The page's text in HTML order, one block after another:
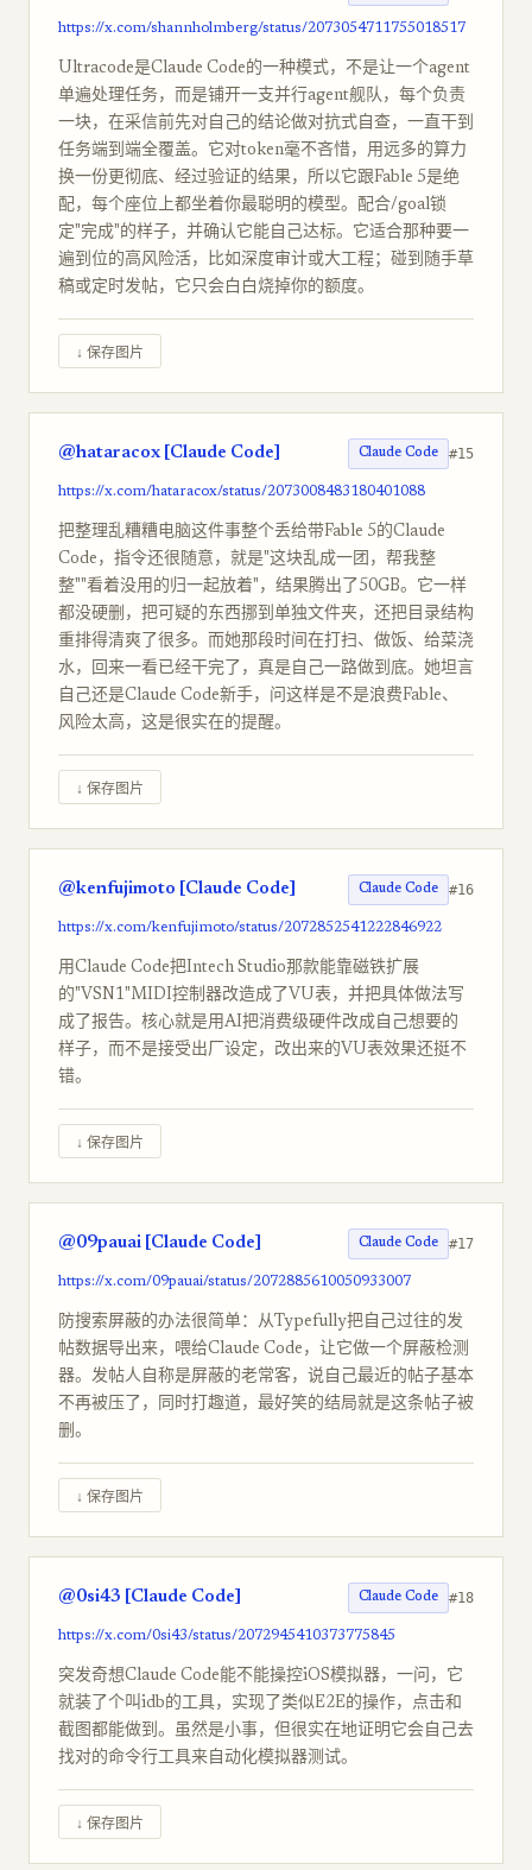
https://x.com/shannholmberg/status/2073054711755018517
Ultracode是Claude Code的一种模式，不是让一个agent
单遍处理任务，而是铺开一支并行agent舰队，每个负责
一块，在采信前先对自己的结论做对抗式自查，一直干到
任务端到端全覆盖。它对token毫不吝惜，用远多的算力
换一份更彻底、经过验证的结果，所以它跟Fable 5是绝
配，每个座位上都坐着你最聪明的模型。配合/goal锁
定"完成"的样子，并确认它能自己达标。它适合那种要一
遍到位的高风险活，比如深度审计或大工程；碰到随手草
稿或定时发帖，它只会白白烧掉你的额度。
↓ 保存图片
@hataracox [Claude Code] Claude Code #15
https://x.com/hataracox/status/2073008483180401088
把整理乱糟糟电脑这件事整个丢给带Fable 5的Claude
Code，指令还很随意，就是"这块乱成一团，帮我整
整""看着没用的归一起放着"，结果腾出了50GB。它一样
都没硬删，把可疑的东西挪到单独文件夹，还把目录结构
重排得清爽了很多。而她那段时间在打扫、做饭、给菜浇
水，回来一看已经干完了，真是自己一路做到底。她坦言
自己还是Claude Code新手，问这样是不是浪费Fable、
风险太高，这是很实在的提醒。
↓ 保存图片
@kenfujimoto [Claude Code] Claude Code #16
https://x.com/kenfujimoto/status/2072852541222846922
用Claude Code把Intech Studio那款能靠磁铁扩展
的"VSN1"MIDI控制器改造成了VU表，并把具体做法写
成了报告。核心就是用AI把消费级硬件改成自己想要的
样子，而不是接受出厂设定，改出来的VU表效果还挺不
错。
↓ 保存图片
@09pauai [Claude Code] Claude Code #17
https://x.com/09pauai/status/2072885610050933007
防搜索屏蔽的办法很简单：从Typefully把自己过往的发
帖数据导出来，喂给Claude Code，让它做一个屏蔽检测
器。发帖人自称是屏蔽的老常客，说自己最近的帖子基本
不再被压了，同时打趣道，最好笑的结局就是这条帖子被
删。
↓ 保存图片
@0si43 [Claude Code] Claude Code #18
https://x.com/0si43/status/2072945410373775845
突发奇想Claude Code能不能操控iOS模拟器，一问，它
就装了个叫idb的工具，实现了类似E2E的操作，点击和
截图都能做到。虽然是小事，但很实在地证明它会自己去
找对的命令行工具来自动化模拟器测试。
↓ 保存图片